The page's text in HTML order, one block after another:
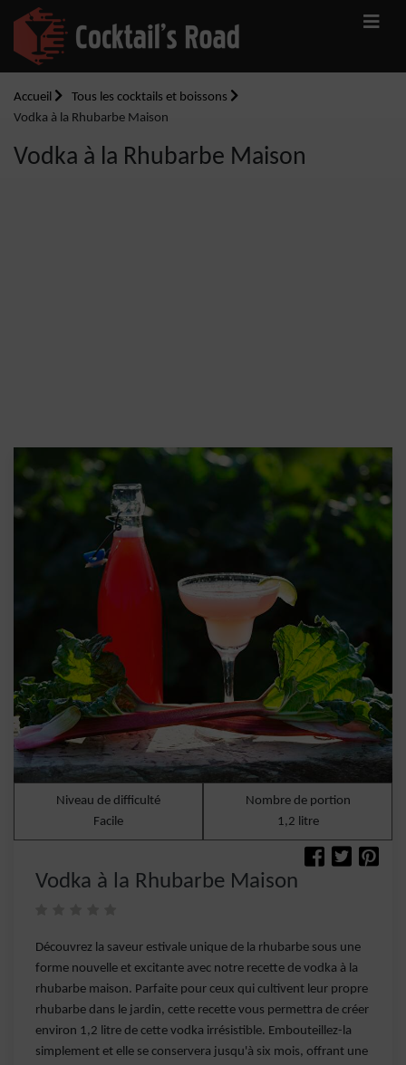
Accueil
Tous les cocktails et boissons
Vodka à la Rhubarbe Maison
Vodka à la Rhubarbe Maison
Niveau de difficulté
Facile
Nombre de portion
1,2 litre
Vodka à la Rhubarbe Maison
Découvrez la saveur estivale unique de la rhubarbe sous une
forme nouvelle et excitante avec notre recette de vodka à la
rhubarbe maison. Parfaite pour ceux qui cultivent leur propre
rhubarbe dans le jardin, cette recette vous permettra de créer
environ 1,2 litre de cette vodka irrésistible. Embouteillez-la
simplement et elle se conservera jusqu'à six mois, offrant une